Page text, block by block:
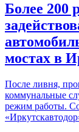
Более 200
мостах в
После ливня,
коммунальные
режим работы.